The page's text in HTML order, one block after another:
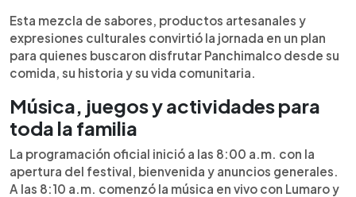
Esta mezcla de sabores, productos artesanales y
expresiones culturales convirtió la jornada en un plan
para quienes buscaron disfrutar Panchimalco desde su
comida, su historia y su vida comunitaria.
Música, juegos y actividades para
toda la familia
La programación oficial inició a las 8:00 a.m. con la
apertura del festival, bienvenida y anuncios generales.
A las 8:10 a.m. comenzó la música en vivo con Lumaro y